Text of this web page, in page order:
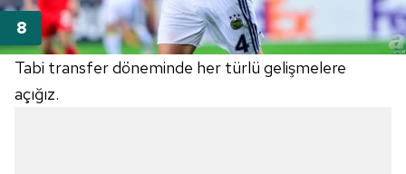
Tabi transfer döneminde her türlü gelişmelere
açığız.